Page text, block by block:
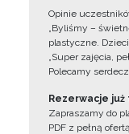
Opinie
„Byliśmy –
plastyczne.
„Super zajęcia,
Polecamy
Rezerwacje już
Zapraszamy do
PDF z pełną